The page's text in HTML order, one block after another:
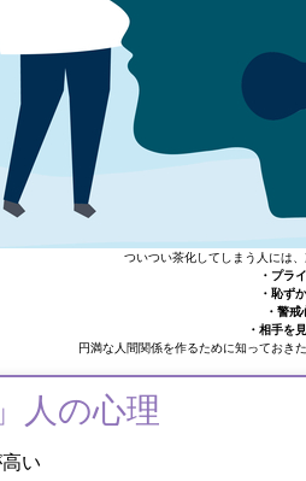
ついつい茶化してしまう人には
・プラ
・恥ず
・警
・相手を
円満な人間関係を作るために知っておき
人の心理
い